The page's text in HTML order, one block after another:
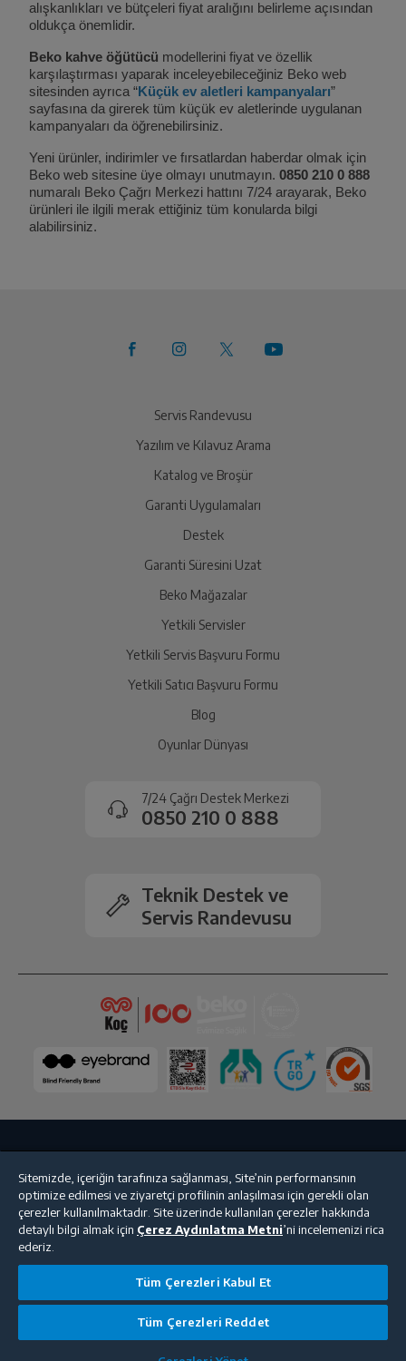
alışkanlıkları ve bütçeleri fiyat aralığını belirleme açısından
oldukça önemlidir.
Beko kahve öğütücü modellerini fiyat ve özellik
karşılaştırması yaparak inceleyebileceğiniz Beko web
sitesinden ayrıca “Küçük ev aletleri kampanyaları”
sayfasına da girerek tüm küçük ev aletlerinde uygulanan
kampanyaları da öğrenebilirsiniz.
Yeni ürünler, indirimler ve fırsatlardan haberdar olmak için
Beko web sitesine üye olmayı unutmayın. 0850 210 0 888
numaralı Beko Çağrı Merkezi hattını 7/24 arayarak, Beko
ürünleri ile ilgili merak ettiğiniz tüm konularda bilgi
alabilirsiniz.
Servis Randevusu
Yazılım ve Kılavuz Arama
Katalog ve Broşür
Garanti Uygulamaları
Destek
Garanti Süresini Uzat
Beko Mağazalar
Yetkili Servisler
Yetkili Servis Başvuru Formu
Yetkili Satıcı Başvuru Formu
Blog
Oyunlar Dünyası
7/24 Çağrı Destek Merkezi
0850 210 0 888
Teknik Destek ve
Servis Randevusu
Satış Sözleşmesi
© 2025 beko.com.tr
Sitemizde, içeriğin tarafınıza sağlanması, Site’nin performansının
optimize edilmesi ve ziyaretçi profilinin anlaşılması için gerekli olan
çerezler kullanılmaktadır. Site üzerinde kullanılan çerezler hakkında
detaylı bilgi almak için Çerez Aydınlatma Metni’ni incelemenizi rica
ederiz.
Tüm Çerezleri Kabul Et
Tüm Çerezleri Reddet